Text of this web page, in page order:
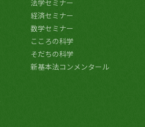
法学セミナー
経済セミナー
数学セミナー
こころの科学
そだちの科学
新基本法コンメンタール